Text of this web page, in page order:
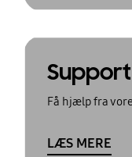
Få hjælp fra
LÆS MERE